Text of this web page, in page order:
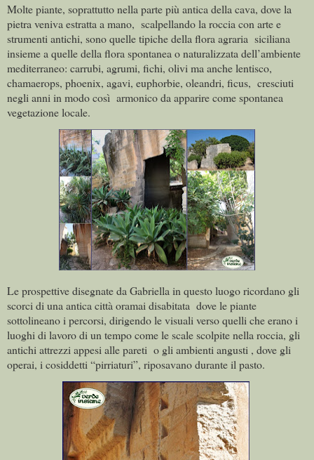
Molte piante, soprattutto nella parte più antica della cava, dove la
pietra veniva estratta a mano, scalpellando la roccia con arte e
strumenti antichi, sono quelle tipiche della flora agraria siciliana
insieme a quelle della flora spontanea o naturalizzata dell’ambiente
mediterraneo: carrubi, agrumi, fichi, olivi ma anche lentisco,
chamaerops, phoenix, agavi, euphorbie, oleandri, ficus, cresciuti
negli anni in modo così armonico da apparire come spontanea
vegetazione locale.
Le prospettive disegnate da Gabriella in questo luogo ricordano gli
scorci di una antica città oramai disabitata dove le piante
sottolineano i percorsi, dirigendo le visuali verso quelli che erano i
luoghi di lavoro di un tempo come le scale scolpite nella roccia, gli
antichi attrezzi appesi alle pareti o gli ambienti angusti , dove gli
operai, i cosiddetti “pirriaturi”, riposavano durante il pasto.